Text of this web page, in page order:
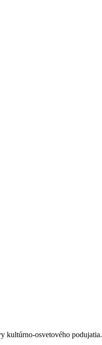
kultúrno-osvetového podujatia.